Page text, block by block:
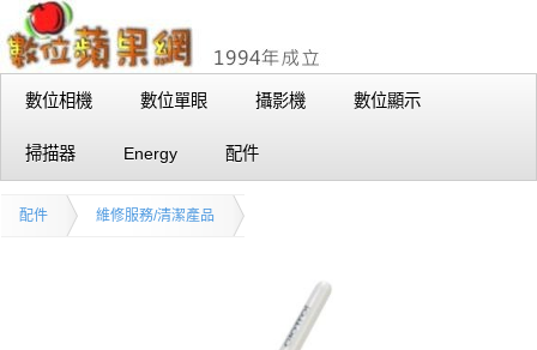
數位相機 數位單眼 攝影機 數位顯示
掃描器 Energy 配件
配件 維修服務/清潔產品